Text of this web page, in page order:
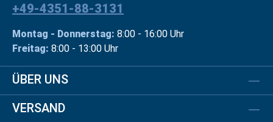
+49-4351-88-3131
Montag - Donnerstag: 8:00 - 16:00 Uhr
Freitag: 8:00 - 13:00 Uhr
ÜBER UNS
VERSAND